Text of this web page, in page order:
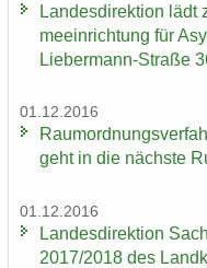
Lan­des­di­rek­ti­on lädt
me­ein­rich­tung für
Liebermann-Straße
01.12.2016
geht in die nächs­te
01.12.2016
Lan­des­di­rek­ti­on
2017/2018 des